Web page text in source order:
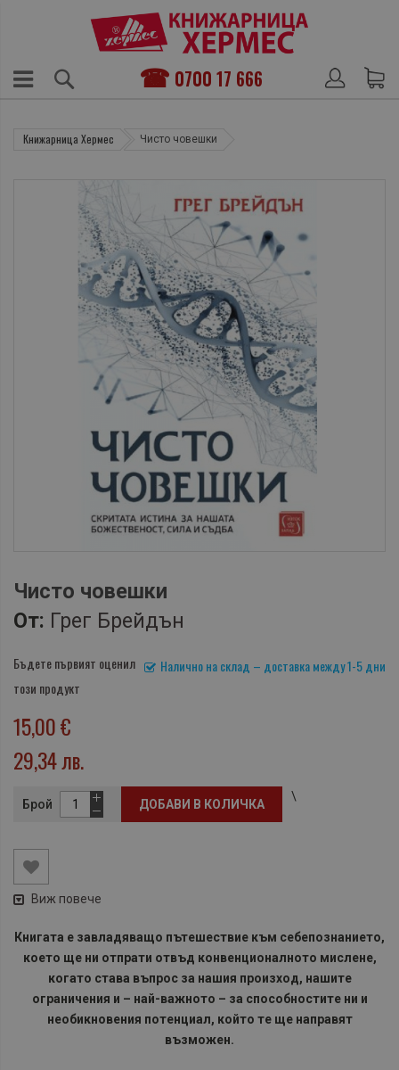
0700 17 666
Книжарница Хермес Чисто човешки
Чисто човешки
От: Грег Брейдън
Налично на склад – доставка между 1-5 дни
Бъдете първият оценил
този продукт
15,00 €
29,34 лв.
Брой ДОБАВИ В КОЛИЧКА
\
Виж повече
Книгата е завладяващо пътешествие към себепознанието,
което ще ни отпрати отвъд конвенционалното мислене,
когато става въпрос за нашия произход, нашите
ограничения и – най-важното – за способностите ни и
необикновения потенциал, който те ще направят
възможен.